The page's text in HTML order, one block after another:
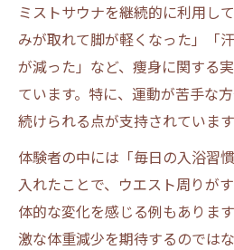
ミストサウナを継続的に利用し
みが取れて脚が軽くなった」「
が減った」など、痩身に関する
ています。特に、運動が苦手な
続けられる点が支持されています
体験者の中には「毎日の入浴習
入れたことで、ウエスト周りが
体的な変化を感じる例もありま
激な体重減少を期待するのでは